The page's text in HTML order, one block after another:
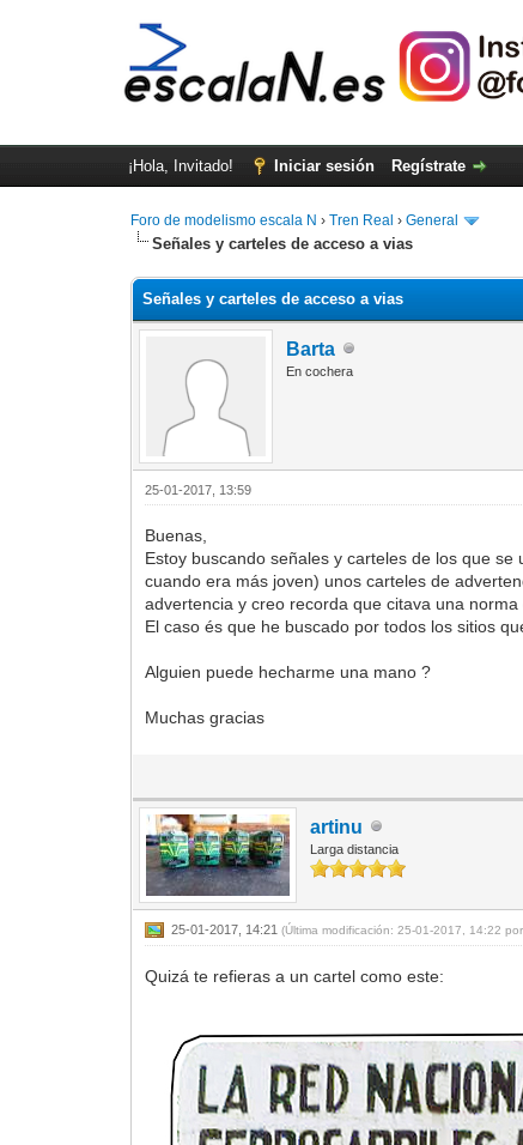
¡Hola, Invitado! Iniciar sesión Regístrate
Foro de modelismo escala N ›Tren Real ›General
Señales y carteles de acceso a vias
Señales y carteles de acceso a vias
Barta
En cochera
25-01-2017, 13:59
Buenas,
Estoy buscando señales y carteles de los que
cuando era más joven) unos carteles de
advertencia y creo recorda que citava una
El caso és que he buscado por todos los sitios
Alguien puede hecharme una mano ?
Muchas gracias
artinu
Larga distancia
25-01-2017, 14:21(Última modificación: 25-01-2017, 14:22
Quizá te refieras a un cartel como este: